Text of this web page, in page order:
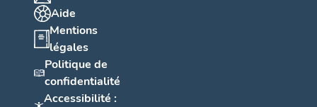
Aide
Mentions
légales
Politique de
confidentialité
Accessibilité :